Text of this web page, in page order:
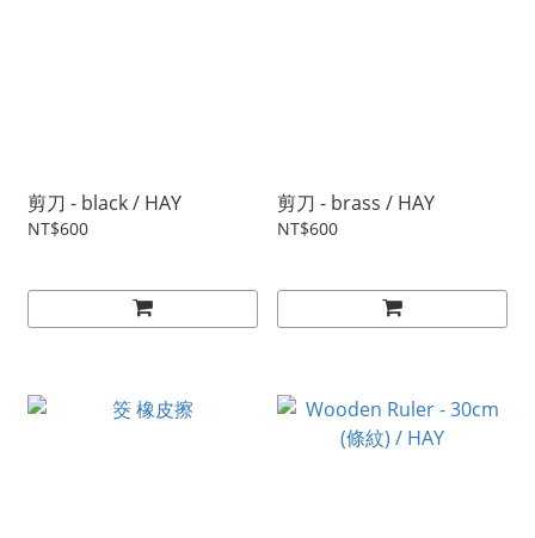
剪刀 - black / HAY
NT$600
剪刀 - brass / HAY
NT$600